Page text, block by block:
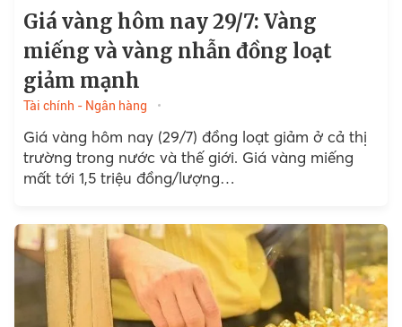
Giá vàng hôm nay 29/7: Vàng
miếng và vàng nhẫn đồng loạt
giảm mạnh
Tài chính - Ngân hàng
Giá vàng hôm nay (29/7) đồng loạt giảm ở cả thị
trường trong nước và thế giới. Giá vàng miếng
mất tới 1,5 triệu đồng/lượng…